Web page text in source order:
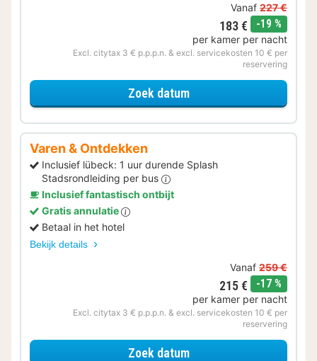
Vanaf 227 €
183 € -19 %
per kamer per nacht
Excl. citytax 3 € p.p.p.n. & excl. servicekosten 10 € per
reservering
Zoek datumvoor Beleef de Stad
Varen & Ontdekken
Inclusief lübeck: 1 uur durende Splash
Stadsrondleiding per bus
Inclusief fantastisch ontbijt
Gratis annulatie
Betaal in het hotel
Bekijk details
Vanaf 259 €
215 € -17 %
per kamer per nacht
Excl. citytax 3 € p.p.p.n. & excl. servicekosten 10 € per
reservering
Zoek datumvoor Varen & Ontdekken